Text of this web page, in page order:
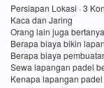
Persiapan Lokasi · 3
Kaca dan Jaring
Orang lain juga bertanya
Berapa biaya bikin
Berapa biaya
Sewa lapangan padel
Kenapa lapangan